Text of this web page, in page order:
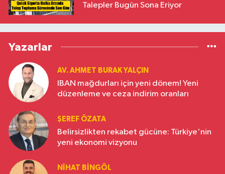
Talepler Bugün Sona Eriyor
Yazarlar
AV. AHMET BURAK YALÇIN
IBAN mağdurları için yeni dönem! Yeni
düzenleme ve ceza indirim oranları
ŞEREF ÖZATA
Belirsizlikten rekabet gücüne: Türkiye'nin
yeni ekonomi vizyonu
NIHAT BINGÖL